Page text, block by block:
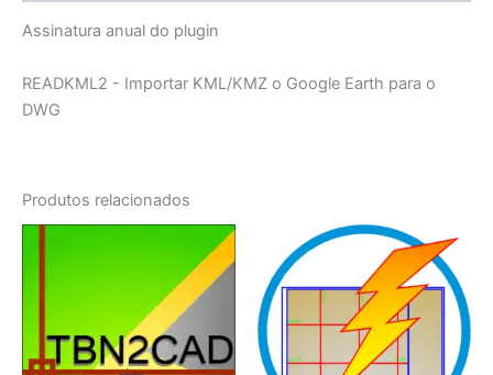
Assinatura anual do plugin
READKML2 - Importar KML/KMZ o Google Earth para o
DWG
Produtos relacionados